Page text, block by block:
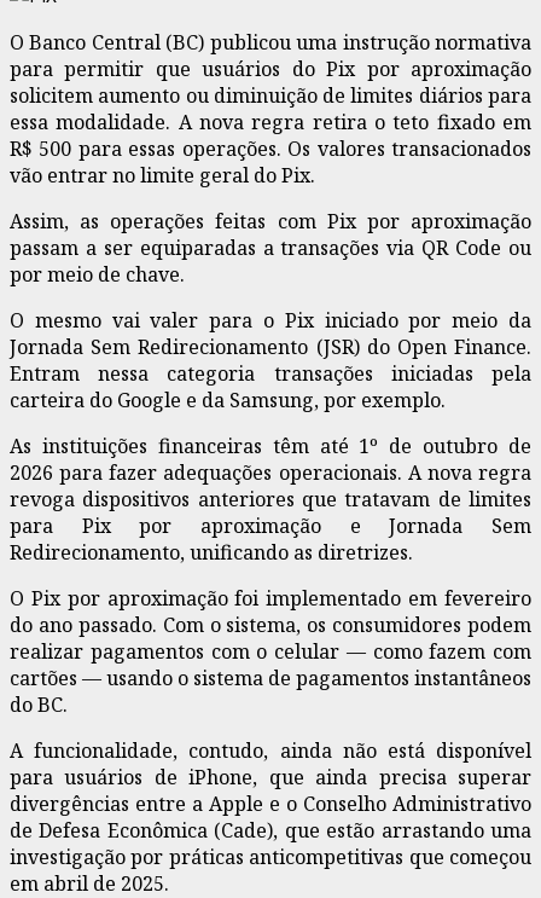
O Banco Central (BC) publicou uma instrução normativa
para permitir que usuários do Pix por aproximação
solicitem aumento ou diminuição de limites diários para
essa modalidade. A nova regra retira o teto fixado em
R$ 500 para essas operações. Os valores transacionados
vão entrar no limite geral do Pix.
Assim, as operações feitas com Pix por aproximação
passam a ser equiparadas a transações via QR Code ou
por meio de chave.
O mesmo vai valer para o Pix iniciado por meio da
Jornada Sem Redirecionamento (JSR) do Open Finance.
Entram nessa categoria transações iniciadas pela
carteira do Google e da Samsung, por exemplo.
As instituições financeiras têm até 1º de outubro de
2026 para fazer adequações operacionais. A nova regra
revoga dispositivos anteriores que tratavam de limites
para Pix por aproximação e Jornada Sem
Redirecionamento, unificando as diretrizes.
O Pix por aproximação foi implementado em fevereiro
do ano passado. Com o sistema, os consumidores podem
realizar pagamentos com o celular — como fazem com
cartões — usando o sistema de pagamentos instantâneos
do BC.
A funcionalidade, contudo, ainda não está disponível
para usuários de iPhone, que ainda precisa superar
divergências entre a Apple e o Conselho Administrativo
de Defesa Econômica (Cade), que estão arrastando uma
investigação por práticas anticompetitivas que começou
em abril de 2025.